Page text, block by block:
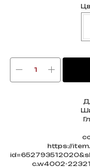
https://
c.w4002-